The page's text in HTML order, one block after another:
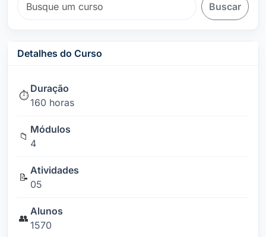
Buscar
Detalhes do Curso
⏱️
Duração
160 horas
📁
Módulos
4
📝
Atividades
05
👥
Alunos
1570